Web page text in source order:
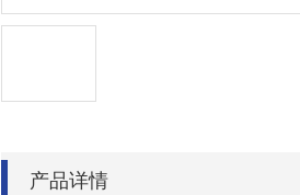
产品详情